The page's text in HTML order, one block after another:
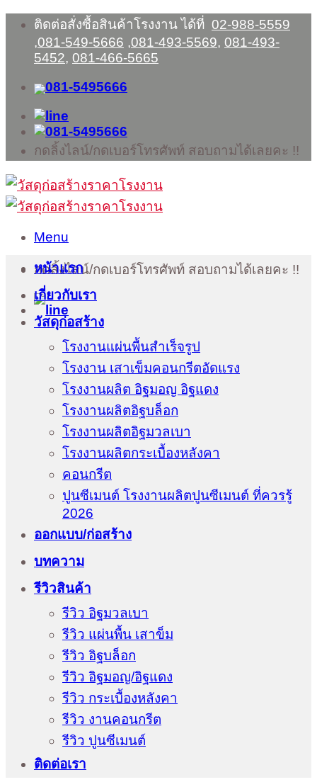
Skip
content
ติดต่อสั่งซื้อสินค้าโรงงาน ได้ที่ 02-988-5559
,081-549-5666 ,081-493-5569, 081-493-
5452, 081-466-5665
กดลิ้งไลน์/กดเบอร์โทรศัพท์ สอบถามได้เลยคะ !!
Menu
กดลิ้งไลน์/กดเบอร์โทรศัพท์ สอบถามได้เลยคะ !!
หน้าแรก
เกี่ยวกับเรา
วัสดุก่อสร้าง
โรงงานแผ่นพื้นสำเร็จรูป
โรงงาน เสาเข็มคอนกรีตอัดแรง
โรงงานผลิต อิฐมอญ อิฐแดง
โรงงานผลิตอิฐบล็อก
โรงงานผลิตอิฐมวลเบา
โรงงานผลิตกระเบื้องหลังคา
คอนกรีต
ปูนซีเมนต์ โรงงานผลิตปูนซีเมนต์ ที่ควรรู้
2026
ออกแบบ/ก่อสร้าง
บทความ
รีวิวสินค้า
รีวิว อิฐมวลเบา
รีวิว แผ่นพื้น เสาข็ม
รีวิว อิฐบล็อก
รีวิว อิฐมอญ/อิฐแดง
รีวิว กระเบื้องหลังคา
รีวิว งานคอนกรีต
รีวิว ปูนซีเมนต์
ติดต่อเรา